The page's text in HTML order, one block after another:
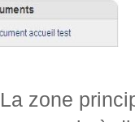
La zone